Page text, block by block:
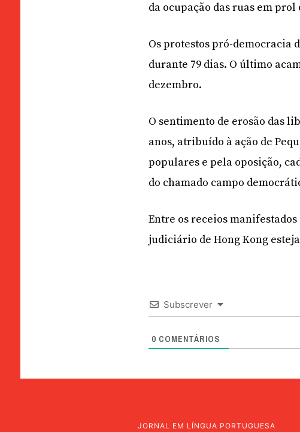
da ocupação das ruas em
Os protestos pró-democracia
durante 79 dias. O último
dezembro.
O sentimento de erosão das
anos, atribuído à ação de
populares e pela oposição,
do chamado campo
Entre os receios
judiciário de Hong Kong
Subscrever
0 COMENTÁRIOS
JORNAL EM LÍNGUA PORTUGUESA